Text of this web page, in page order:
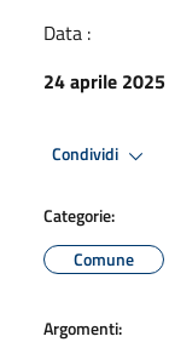
Data :
24 aprile 2025
Condividi
Categorie:
Comune
Argomenti: